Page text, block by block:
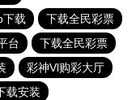
下载
下载全民彩票
台
下载全民彩票
彩神Vl购彩大厅
载安装